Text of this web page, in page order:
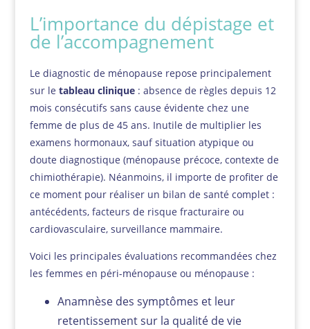
L’importance du dépistage et
de l’accompagnement
Le diagnostic de ménopause repose principalement
sur le tableau clinique: absence de règles depuis 12
mois consécutifs sans cause évidente chez une
femme de plus de 45 ans. Inutile de multiplier les
examens hormonaux, sauf situation atypique ou
doute diagnostique (ménopause précoce, contexte de
chimiothérapie). Néanmoins, il importe de profiter de
ce moment pour réaliser un bilan de santé complet :
antécédents, facteurs de risque fracturaire ou
cardiovasculaire, surveillance mammaire.
Voici les principales évaluations recommandées chez
les femmes en péri-ménopause ou ménopause :
Anamnèse des symptômes et leur
retentissement sur la qualité de vie